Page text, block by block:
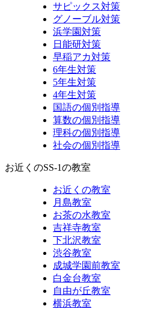
サピックス対策
グノーブル対策
浜学園対策
日能研対策
早稲アカ対策
6年生対策
5年生対策
4年生対策
国語の個別指導
算数の個別指導
理科の個別指導
社会の個別指導
お近くのSS-1の教室
お近くの教室
月島教室
お茶の水教室
吉祥寺教室
下北沢教室
渋谷教室
成城学園前教室
白金台教室
自由が丘教室
横浜教室